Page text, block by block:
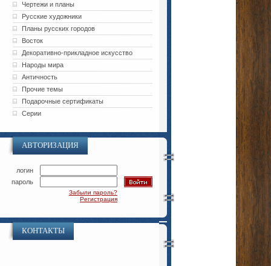
Чертежи и планы
Русские художники
Планы русских городов
Восток
Декоративно-прикладное искусство
Народы мира
Античность
Прочие темы
Подарочные сертификаты
Серии
АВТОРИЗАЦИЯ
логин
пароль
Забыли пароль?
Регистрация
КОНТАКТЫ